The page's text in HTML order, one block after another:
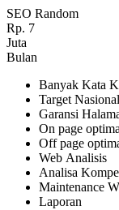
SEO Random
Rp. 7
Juta
Bulan
Target Nasional
Garansi
On page
Off page
Web Analisis
Analisa
Maintenance
Laporan